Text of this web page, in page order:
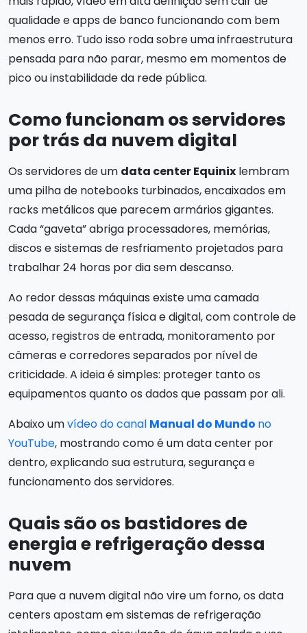
qualidade e apps de banco funcionando com bem
menos erro. Tudo isso roda sobre uma infraestrutura
pensada para não parar, mesmo em momentos de
pico ou instabilidade da rede pública.
Como funcionam os servidores
por trás da nuvem digital
Os servidores de um data center Equinix lembram
uma pilha de notebooks turbinados, encaixados em
racks metálicos que parecem armários gigantes.
Cada “gaveta” abriga processadores, memórias,
discos e sistemas de resfriamento projetados para
trabalhar 24 horas por dia sem descanso.
Ao redor dessas máquinas existe uma camada
pesada de segurança física e digital, com controle de
acesso, registros de entrada, monitoramento por
câmeras e corredores separados por nível de
criticidade. A ideia é simples: proteger tanto os
equipamentos quanto os dados que passam por ali.
Abaixo umvídeo do canal Manual do Mundo no
YouTube, mostrando como é um data center por
dentro, explicando sua estrutura, segurança e
funcionamento dos servidores.
Quais são os bastidores de
energia e refrigeração dessa
nuvem
Para que a nuvem digital não vire um forno, os data
centers apostam em sistemas de refrigeração